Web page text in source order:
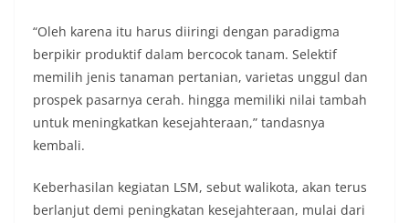
“Oleh karena itu harus diiringi dengan paradigma
berpikir produktif dalam bercocok tanam. Selektif
memilih jenis tanaman pertanian, varietas unggul dan
prospek pasarnya cerah. hingga memiliki nilai tambah
untuk meningkatkan kesejahteraan,” tandasnya
kembali.
Keberhasilan kegiatan LSM, sebut walikota, akan terus
berlanjut demi peningkatan kesejahteraan, mulai dari